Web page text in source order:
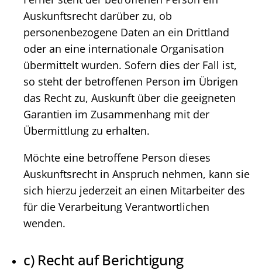
Auskunftsrecht darüber zu, ob
personenbezogene Daten an ein Drittland
oder an eine internationale Organisation
übermittelt wurden. Sofern dies der Fall ist,
so steht der betroffenen Person im Übrigen
das Recht zu, Auskunft über die geeigneten
Garantien im Zusammenhang mit der
Übermittlung zu erhalten.
Möchte eine betroffene Person dieses
Auskunftsrecht in Anspruch nehmen, kann sie
sich hierzu jederzeit an einen Mitarbeiter des
für die Verarbeitung Verantwortlichen
wenden.
c) Recht auf Berichtigung